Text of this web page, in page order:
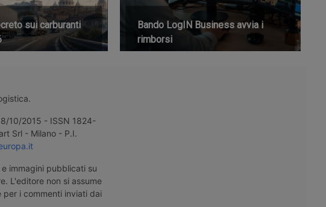
sui carburanti
Bando LogIN Business avvia i
rimborsi
10/2015 - ISSN 1824-
Srl - Milano - P.I.
immagini pubblicati su
L'editore non si assume
per i commenti inviati dai